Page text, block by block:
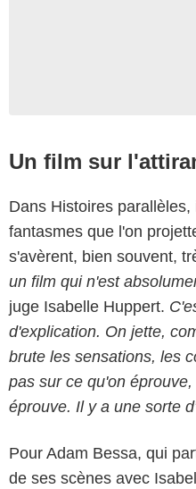
Un film sur
Dans Histoires
fantasmes que l'on
s'avèrent, bien souvent,
un film qui n'est
juge Isabelle Huppert.
d'explication. On jette,
brute les sensations, les
pas sur ce qu'on
éprouve. Il y a une sorte
Pour Adam Bessa, qui
de ses scènes avec